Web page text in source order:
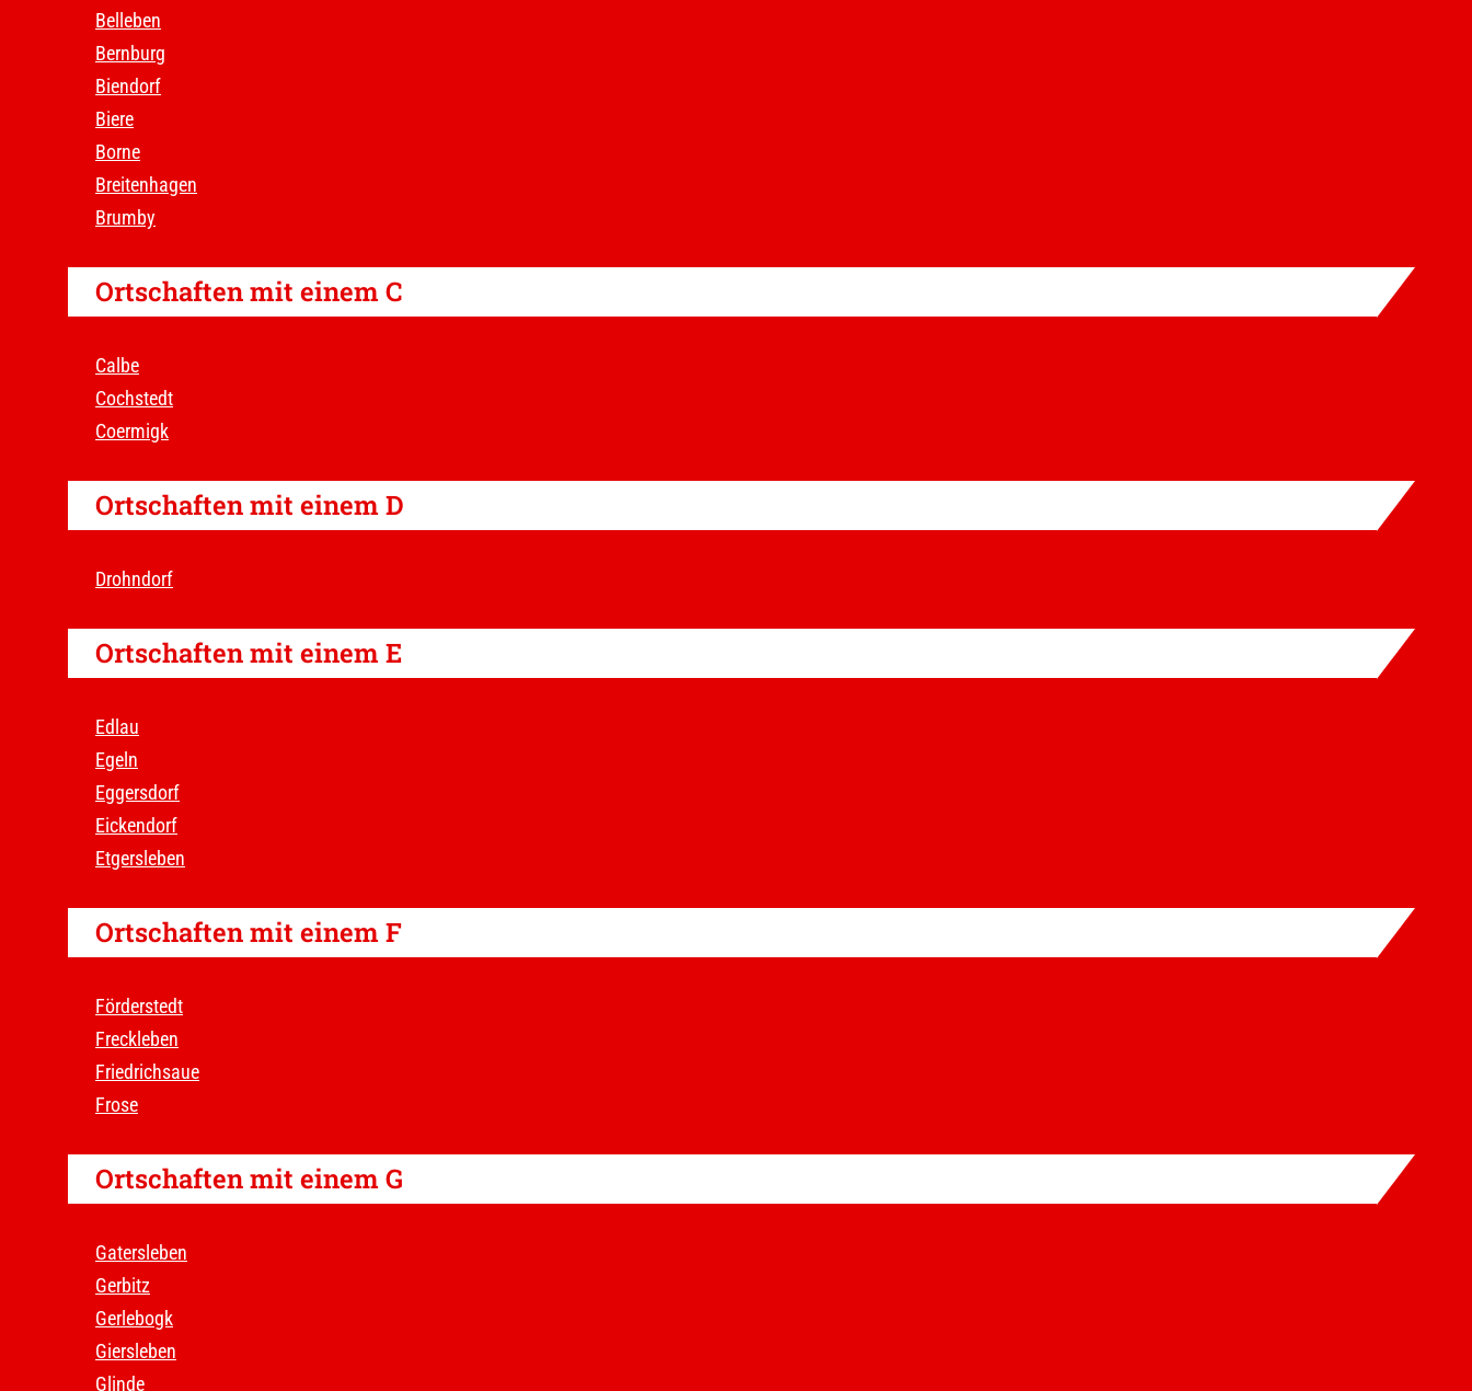
Belleben
Bernburg
Biendorf
Biere
Borne
Breitenhagen
Brumby
Ortschaften mit einem C
Calbe
Cochstedt
Coermigk
Ortschaften mit einem D
Drohndorf
Ortschaften mit einem E
Edlau
Egeln
Eggersdorf
Eickendorf
Etgersleben
Ortschaften mit einem F
Förderstedt
Freckleben
Friedrichsaue
Frose
Ortschaften mit einem G
Gatersleben
Gerbitz
Gerlebogk
Giersleben
Glinde